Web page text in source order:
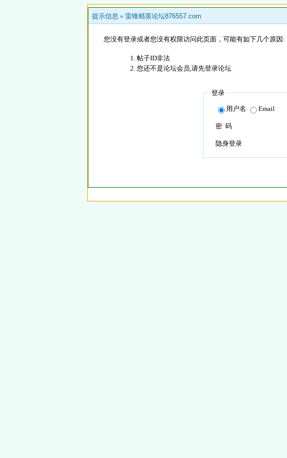
提示信息 » 雷锋精英论坛876557.com
您没有登录或者您没有权限访问此页面，可能有如下几个原因:
帖子ID非法
您还不是论坛会员,请先登录论坛
登录
用户名 Email
密 码
隐身登录